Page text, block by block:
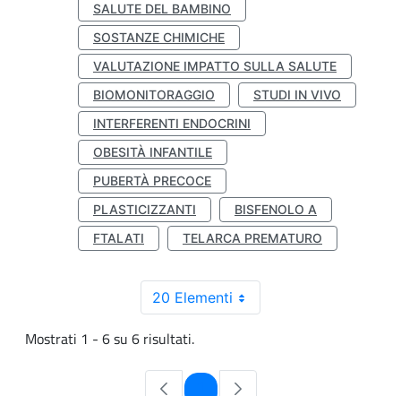
SALUTE DEL BAMBINO
SOSTANZE CHIMICHE
VALUTAZIONE IMPATTO SULLA SALUTE
BIOMONITORAGGIO
STUDI IN VIVO
INTERFERENTI ENDOCRINI
OBESITÀ INFANTILE
PUBERTÀ PRECOCE
PLASTICIZZANTI
BISFENOLO A
FTALATI
TELARCA PREMATURO
20 Elementi
Mostrati 1 - 6 su 6 risultati.
Pagina